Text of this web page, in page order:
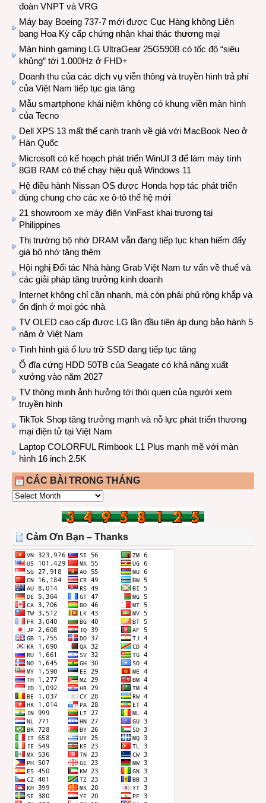
đoàn VNPT và VRG
Máy bay Boeing 737-7 mới được Cục Hàng không Liên
bang Hoa Kỳ cấp chứng nhận khai thác thương mại
Màn hình gaming LG UltraGear 25G590B có tốc độ “siêu
khủng” tới 1.000Hz ở FHD+
Doanh thu của các dịch vụ viễn thông và truyền hình trả phí
của Việt Nam tiếp tục gia tăng
Mẫu smartphone khái niệm không có khung viền màn hình
của Tecno
Dell XPS 13 mất thế cạnh tranh về giá với MacBook Neo ở
Hàn Quốc
Microsoft có kế hoạch phát triển WinUI 3 để làm máy tính
8GB RAM có thể chạy hiệu quả Windows 11
Hệ điều hành Nissan OS được Honda hợp tác phát triển
dùng chung cho các xe ô-tô thế hệ mới
21 showroom xe máy điện VinFast khai trương tại
Philippines
Thị trường bộ nhớ DRAM vẫn đang tiếp tục khan hiếm đẩy
giá bộ nhớ tăng thêm
Hội nghị Đối tác Nhà hàng Grab Việt Nam tư vấn về thuế và
các giải pháp tăng trưởng kinh doanh
Internet không chỉ cần nhanh, mà còn phải phủ rộng khắp và
ổn định ở mọi góc nhà
TV OLED cao cấp được LG lần đầu tiên áp dụng bảo hành 5
năm ở Việt Nam
Tình hình giá ổ lưu trữ SSD đang tiếp tục tăng
Ổ đĩa cứng HDD 50TB của Seagate có khả năng xuất
xưởng vào năm 2027
TV thông minh ảnh hưởng tới thói quen của người xem
truyền hình
TikTok Shop tăng trưởng mạnh và nỗ lực phát triển thương
mại điện tử tại Việt Nam
Laptop COLORFUL Rimbook L1 Plus mạnh mẽ với màn
hình 16 inch 2.5K
CÁC BÀI TRONG THÁNG
CÁC
THÁNG
Cảm Ơn Bạn – Thanks